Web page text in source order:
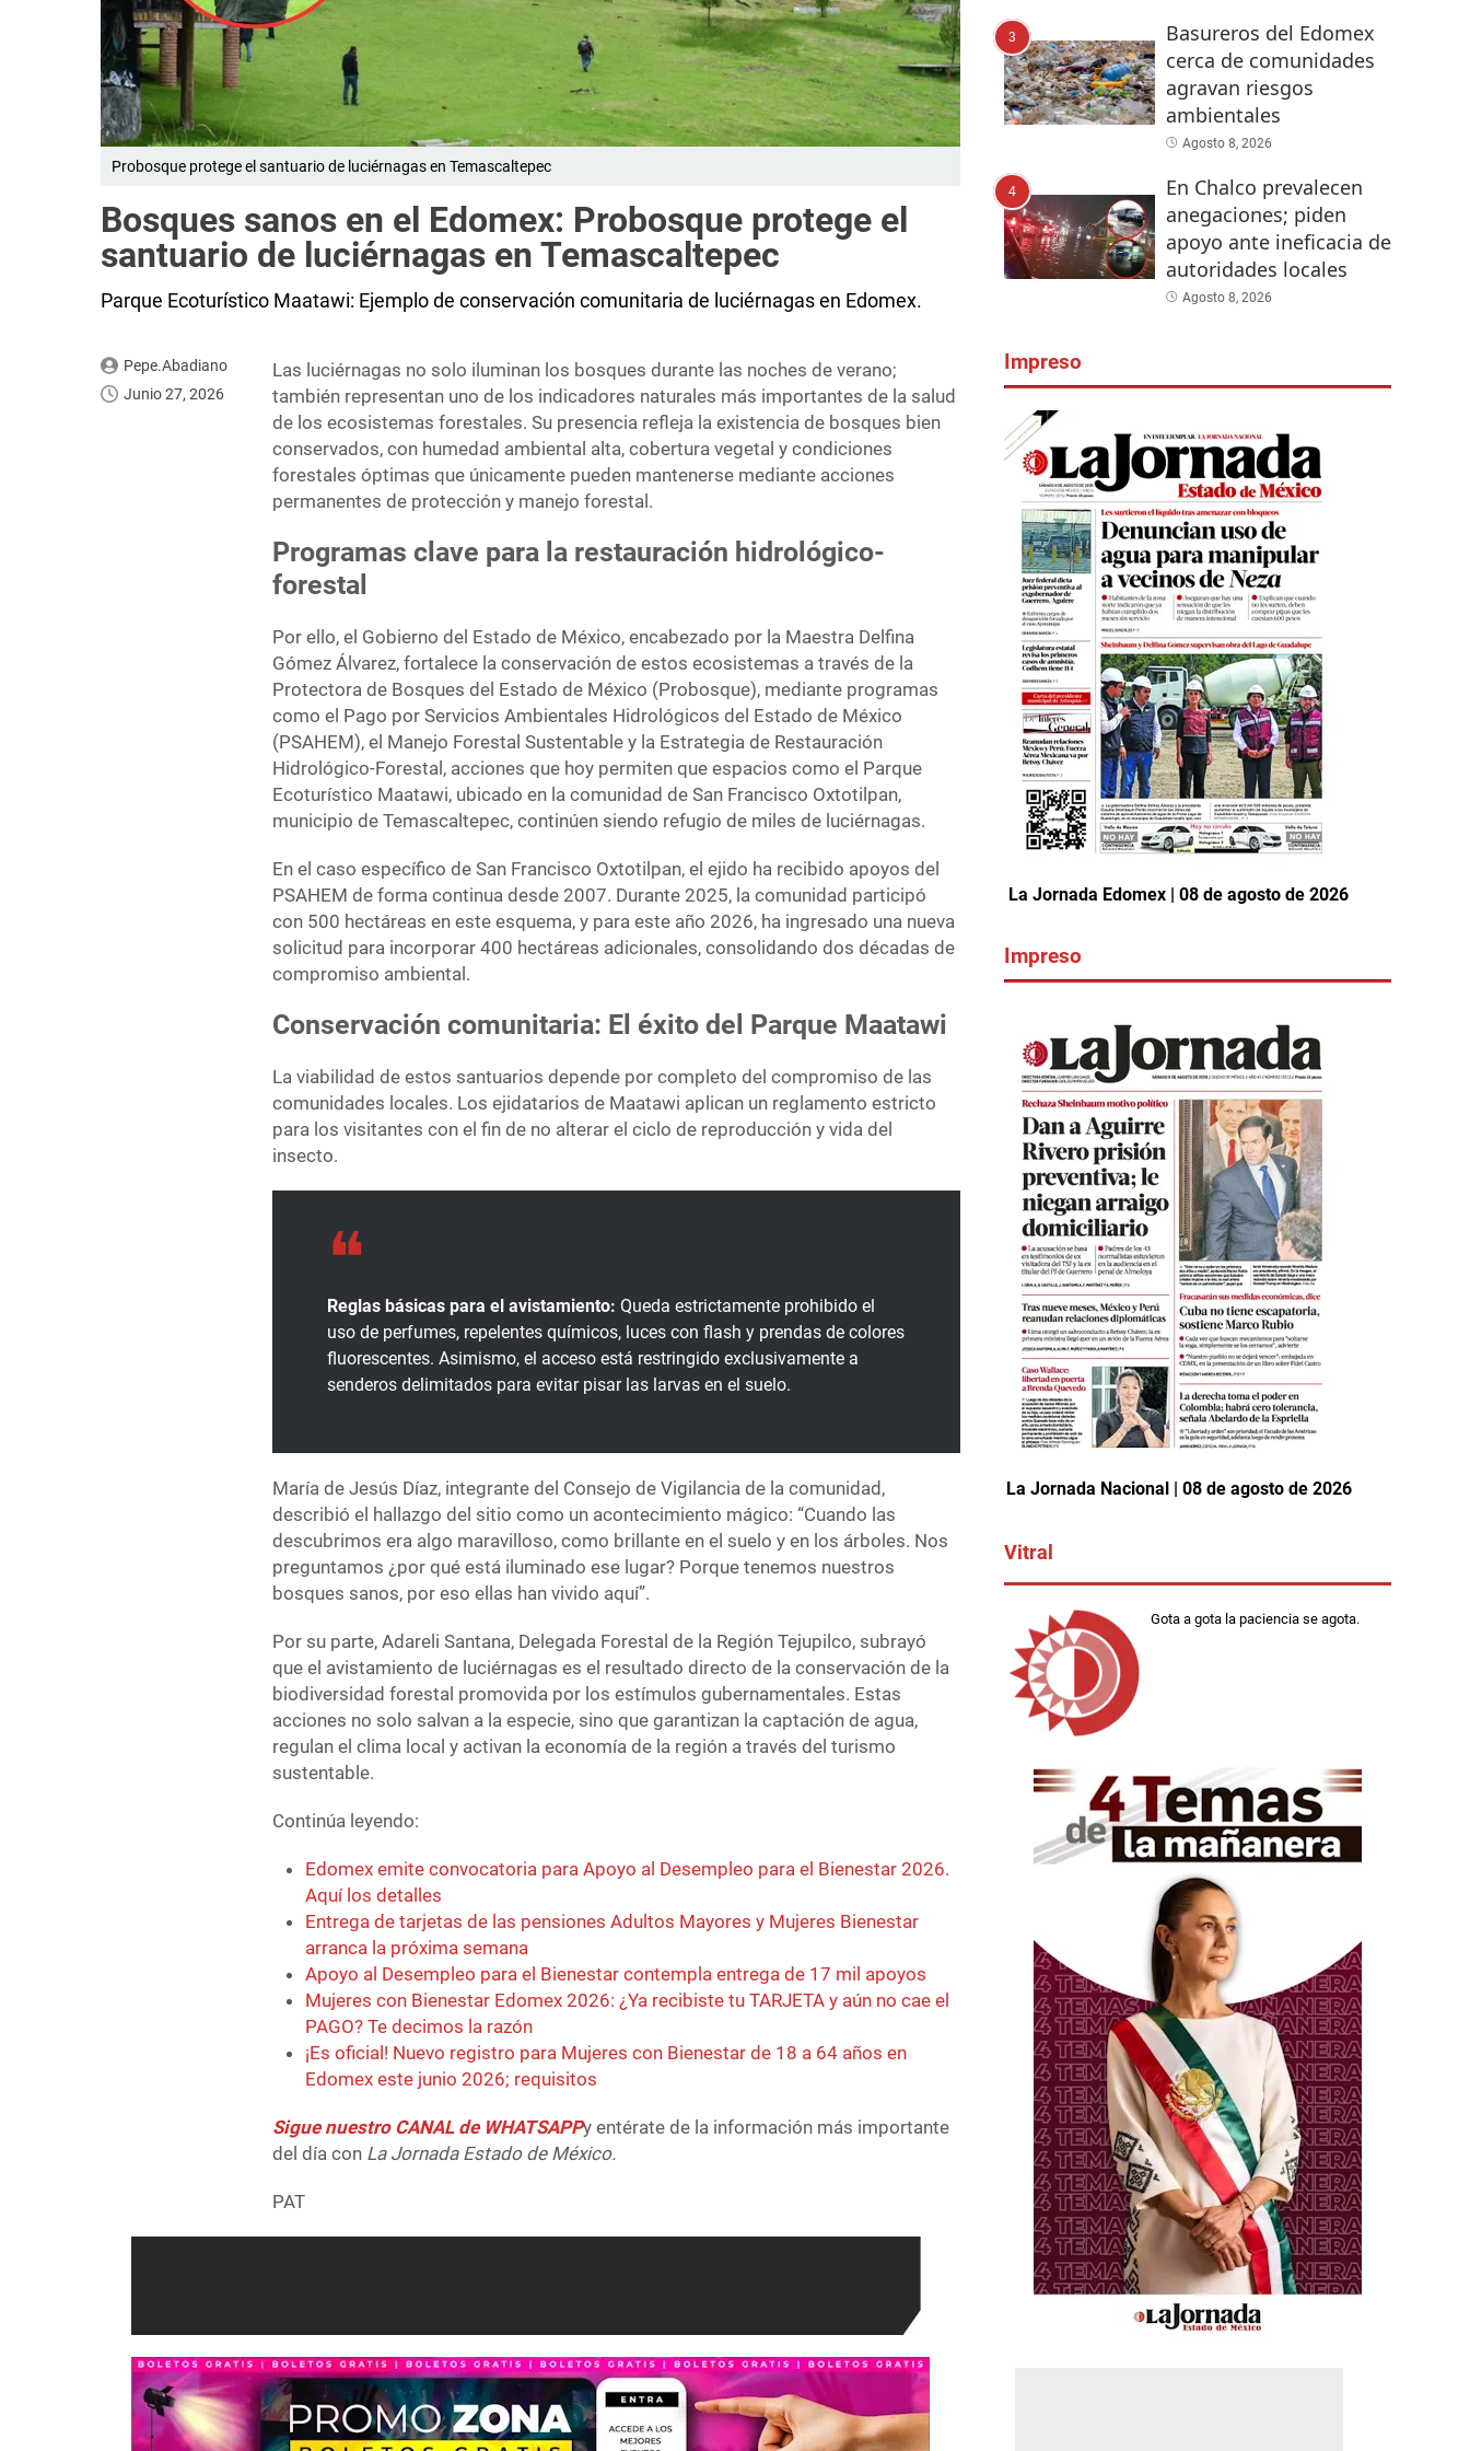
Probosque protege el santuario de luciérnagas en Temascaltepec
Bosques sanos en el Edomex: Probosque protege el
santuario de luciérnagas en Temascaltepec
Parque Ecoturístico Maatawi: Ejemplo de conservación comunitaria de luciérnagas en Edomex.
Pepe.Abadiano
Junio 27, 2026
Las luciérnagas no solo iluminan los bosques durante las noches de verano;
también representan uno de los indicadores naturales más importantes de la salud
de los ecosistemas forestales. Su presencia refleja la existencia de bosques bien
conservados, con humedad ambiental alta, cobertura vegetal y condiciones
forestales óptimas que únicamente pueden mantenerse mediante acciones
permanentes de protección y manejo forestal.
Programas clave para la restauración hidrológico-
forestal
Por ello, el Gobierno del Estado de México, encabezado por la Maestra Delfina
Gómez Álvarez, fortalece la conservación de estos ecosistemas a través de la
Protectora de Bosques del Estado de México (Probosque), mediante programas
como el Pago por Servicios Ambientales Hidrológicos del Estado de México
(PSAHEM), el Manejo Forestal Sustentable y la Estrategia de Restauración
Hidrológico-Forestal, acciones que hoy permiten que espacios como el Parque
Ecoturístico Maatawi, ubicado en la comunidad de San Francisco Oxtotilpan,
municipio de Temascaltepec, continúen siendo refugio de miles de luciérnagas.
En el caso específico de San Francisco Oxtotilpan, el ejido ha recibido apoyos del
PSAHEM de forma continua desde 2007. Durante 2025, la comunidad participó
con 500 hectáreas en este esquema, y para este año 2026, ha ingresado una nueva
solicitud para incorporar 400 hectáreas adicionales, consolidando dos décadas de
compromiso ambiental.
Conservación comunitaria: El éxito del Parque Maatawi
La viabilidad de estos santuarios depende por completo del compromiso de las
comunidades locales. Los ejidatarios de Maatawi aplican un reglamento estricto
para los visitantes con el fin de no alterar el ciclo de reproducción y vida del
insecto.
Reglas básicas para el avistamiento: Queda estrictamente prohibido el
uso de perfumes, repelentes químicos, luces con flash y prendas de colores
fluorescentes. Asimismo, el acceso está restringido exclusivamente a
senderos delimitados para evitar pisar las larvas en el suelo.
María de Jesús Díaz, integrante del Consejo de Vigilancia de la comunidad,
describió el hallazgo del sitio como un acontecimiento mágico: “Cuando las
descubrimos era algo maravilloso, como brillante en el suelo y en los árboles. Nos
preguntamos ¿por qué está iluminado ese lugar? Porque tenemos nuestros
bosques sanos, por eso ellas han vivido aquí”.
Por su parte, Adareli Santana, Delegada Forestal de la Región Tejupilco, subrayó
que el avistamiento de luciérnagas es el resultado directo de la conservación de la
biodiversidad forestal promovida por los estímulos gubernamentales. Estas
acciones no solo salvan a la especie, sino que garantizan la captación de agua,
regulan el clima local y activan la economía de la región a través del turismo
sustentable.
Continúa leyendo:
Edomex emite convocatoria para Apoyo al Desempleo para el Bienestar 2026.
Aquí los detalles
Entrega de tarjetas de las pensiones Adultos Mayores y Mujeres Bienestar
arranca la próxima semana
Apoyo al Desempleo para el Bienestar contempla entrega de 17 mil apoyos
Mujeres con Bienestar Edomex 2026: ¿Ya recibiste tu TARJETA y aún no cae el
PAGO? Te decimos la razón
¡Es oficial! Nuevo registro para Mujeres con Bienestar de 18 a 64 años en
Edomex este junio 2026; requisitos
Sigue nuestro CANAL de WHATSAPPy entérate de la información más importante
del día con La Jornada Estado de México.
PAT
3
Basureros del Edomex
cerca de comunidades
agravan riesgos
ambientales
Agosto 8, 2026
4
En Chalco prevalecen
anegaciones; piden
apoyo ante ineficacia de
autoridades locales
Agosto 8, 2026
Impreso
La Jornada Edomex | 08 de agosto de 2026
Impreso
La Jornada Nacional | 08 de agosto de 2026
Vitral
Gota a gota la paciencia se agota.